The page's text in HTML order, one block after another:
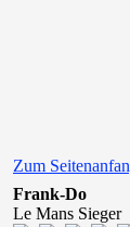
Zum
Frank-Do
Le Mans Sieger